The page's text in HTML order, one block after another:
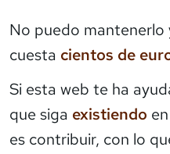
No puedo
cuesta cientos de
Si esta web te ha
que siga existiendo
es contribuir, con lo